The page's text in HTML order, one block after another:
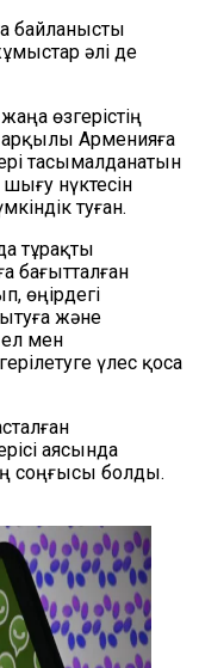
байланысты
әлі де
өзгерістің
арқылы Арменияға
тасымалданатын
нүктесін
туған.
тұрақты
бағытталған
өңірдегі
және
мен
үлес қоса
аясында
соңғысы болды.